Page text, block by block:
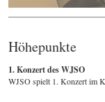
Höhepunkte
1. Konzert des WJSO
WJSO spielt 1. Konzert im